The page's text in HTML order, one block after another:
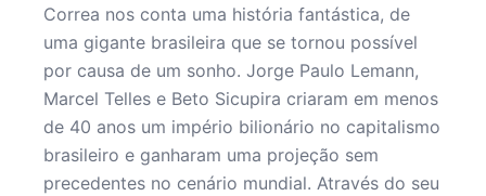
Correa nos conta uma história fantástica, de
uma gigante brasileira que se tornou possível
por causa de um sonho. Jorge Paulo Lemann,
Marcel Telles e Beto Sicupira criaram em menos
de 40 anos um império bilionário no capitalismo
brasileiro e ganharam uma projeção sem
precedentes no cenário mundial. Através do seu